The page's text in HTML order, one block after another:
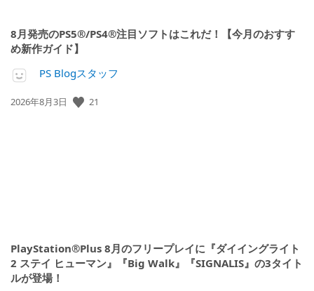
8月発売のPS5®/PS4®注目ソフトはこれだ！【今月のおすす
め新作ガイド】
PS Blogスタッフ
公
2026年8月3日 21
PlayStation®Plus 8月のフリープレイに『ダイイングライト
2 ステイ ヒューマン』『Big Walk』『SIGNALIS』の3タイト
ルが登場！